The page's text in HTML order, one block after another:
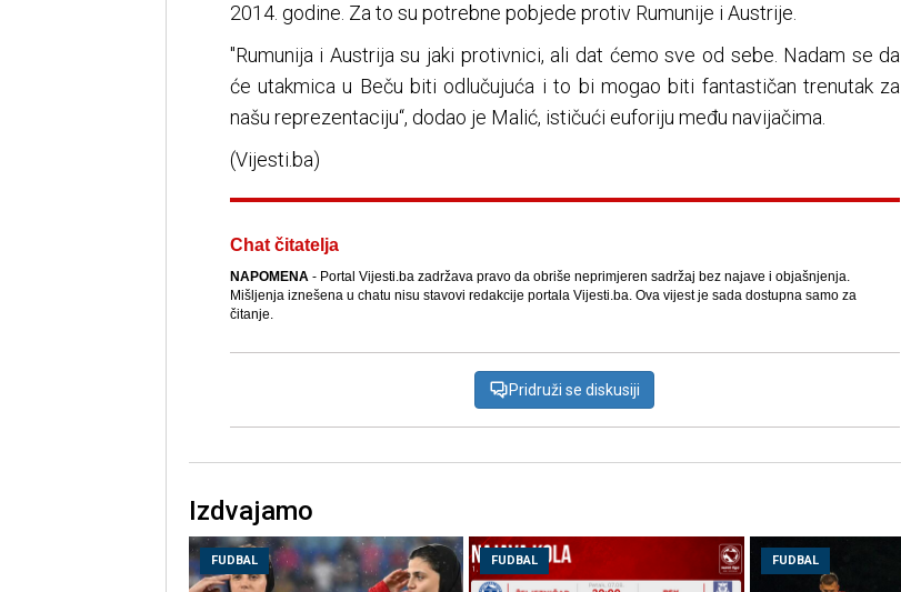
2014. godine. Za to su potrebne pobjede protiv Rumunije i Austrije.
"Rumunija i Austrija su jaki protivnici, ali dat ćemo sve od sebe. Nadam se da
će utakmica u Beču biti odlučujuća i to bi mogao biti fantastičan trenutak za
našu reprezentaciju“, dodao je Malić, ističući euforiju među navijačima.
(Vijesti.ba)
Chat čitatelja
NAPOMENA- Portal Vijesti.ba zadržava pravo da obriše neprimjeren sadržaj bez najave i objašnjenja.
Mišljenja iznešena u chatu nisu stavovi redakcije portala Vijesti.ba. Ova vijest je sada dostupna samo za
čitanje.
Pridruži se diskusiji
Izdvajamo
FUDBAL FUDBAL FUDBAL